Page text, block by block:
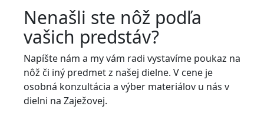
Nenašli ste nôž podľa
vašich predstáv?
Napíšte nám a my vám radi vystavíme poukaz na
nôž či iný predmet z našej dielne. V cene je
osobná konzultácia a výber materiálov u nás v
dielni na Zaježovej.